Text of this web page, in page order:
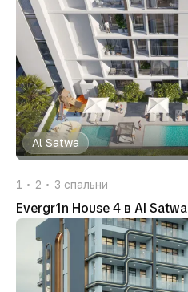
Al Satwa
1 2 3 спальни
Evergr1n House 4 в Al Satwa